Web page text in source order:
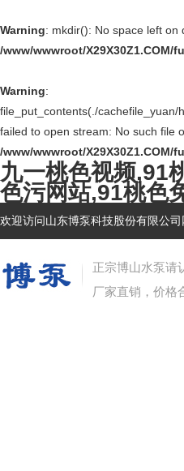
Warning: mkdir(): No space left on
/www/wwwroot/X29X30Z1.COM/
Warning:
file_put_contents(./
failed to open stream: No such file
/www/wwwroot/X29X30Z1.COM/
九一桃色视频,91
色污网站,91桃色
欢迎访问山东博泵科技股份有限公司
正宗博山水泵请
厂家直销，价格